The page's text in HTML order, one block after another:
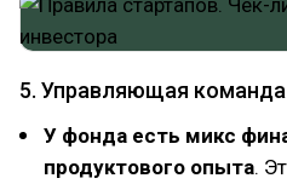
5. Управляющая команда
У фонда есть микс
продуктового опыта.